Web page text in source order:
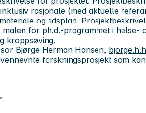
rasjonale (med aktuelle
og tidsplan.
malen for ph.d.-programmet i helse-
kroppsøving.
Bjørge Herman Hansen,
forskningsprosjekt som